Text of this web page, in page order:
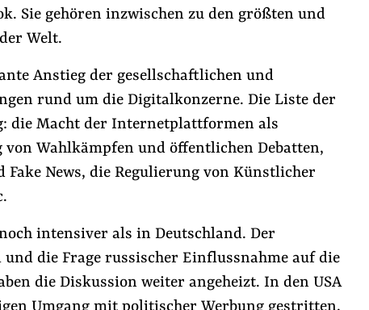
Sie gehören inzwischen zu den größten und
Welt.
Anstieg der gesellschaftlichen und
rund um die Digitalkonzerne. Die Liste der
die Macht der Internetplattformen als
von Wahlkämpfen und öffentlichen Debatten,
Fake News, die Regulierung von Künstlicher
intensiver als in Deutschland. Der
die Frage russischer Einflussnahme auf die
die Diskussion weiter angeheizt. In den USA